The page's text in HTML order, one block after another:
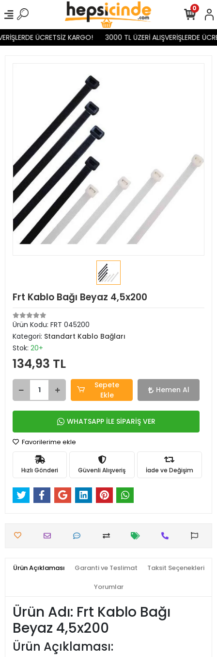
ÜCRETSİZ KARGO! 3000 TL ÜZERİ ALIŞVERİŞLERDE
0
Frt Kablo Bağı Beyaz 4,5x200
Ürün Kodu: FRT 045200
Kategori: Standart Kablo Bağları
Stok: 20+
134,93 TL
Sepete
Ekle
Hemen Al
WHATSAPP İLE SİPARİŞ VER
Favorilerime ekle
Hızlı Gönderi Güvenli Alışveriş İade ve Değişim
Ürün Açıklaması Garanti ve Teslimat Taksit Seçenekleri
Yorumlar
Ürün Adı: Frt Kablo Bağı
Beyaz 4,5x200
Ürün Açıklaması: